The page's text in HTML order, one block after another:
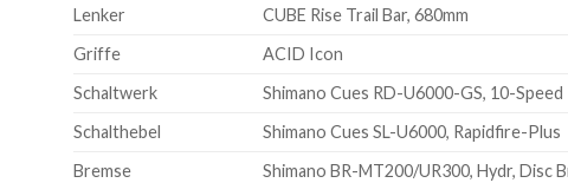
Lenker
CUBE Rise Trail Bar, 680mm
Griffe
ACID Icon
Schaltwerk
Shimano Cues RD-U6000-GS, 10-Speed
Schalthebel
Shimano Cues SL-U6000, Rapidfire-Plus
Bremse
Shimano BR-MT200/UR300, Hydr, Disc